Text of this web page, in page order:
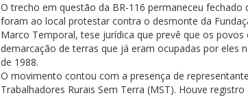
O trecho em questão da BR-116 permaneceu fechado
foram ao local protestar contra o desmonte da
Marco Temporal, tese jurídica que prevê que os
demarcação de terras que já eram ocupadas por eles
de 1988.
O movimento contou com a presença de
Trabalhadores Rurais Sem Terra (MST). Houve